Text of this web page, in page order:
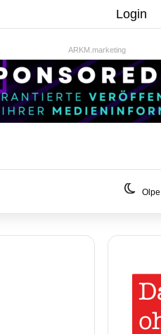
Login
ARKM.marketing
Olpe